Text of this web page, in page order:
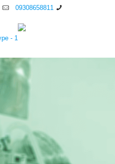
09308658811